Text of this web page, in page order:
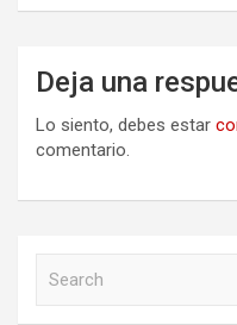
Deja una
Lo siento, debes estar
comentario.